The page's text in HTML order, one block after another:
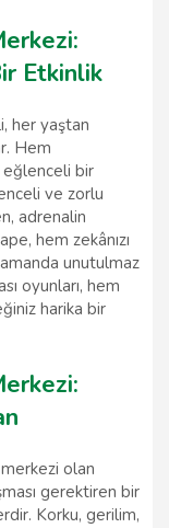
Etkinlik
her yaştan
Hem
eğlenceli bir
ve zorlu
adrenalin
hem zekânızı
unutulmaz
oyunları, hem
harika bir
olan
gerektiren bir
Korku, gerilim,